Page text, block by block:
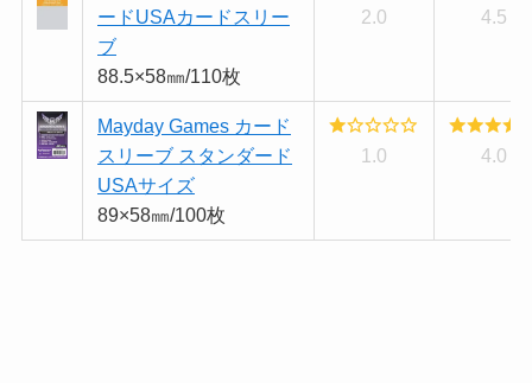
ードUSAカードスリー
ブ
88.5×58㎜/110枚
2.0 4.5
Mayday Games カード
スリーブ スタンダード
USAサイズ
89×58㎜/100枚
1.0 4.0